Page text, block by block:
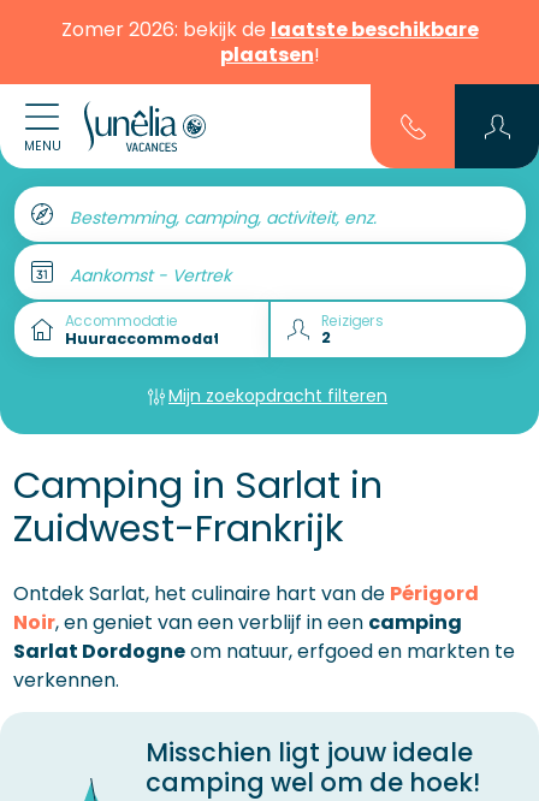
Zomer 2026: bekijk de laatste beschikbare
plaatsen!
MENU
Bestemming, camping, activiteit, enz.
Aankomst - Vertrek
Accommodatie Reizigers
Mijn zoekopdracht filteren
Camping in Sarlat in
Zuidwest-Frankrijk
Ontdek Sarlat, het culinaire hart van de Périgord
Noir, en geniet van een verblijf in een camping
Sarlat Dordogneom natuur, erfgoed en markten te
verkennen.
Misschien ligt jouw ideale
camping wel om de hoek!